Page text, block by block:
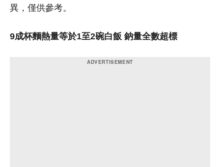
異，僅供參考。
9成杯麵熱量等於1至2碗白飯 鈉量全數超標